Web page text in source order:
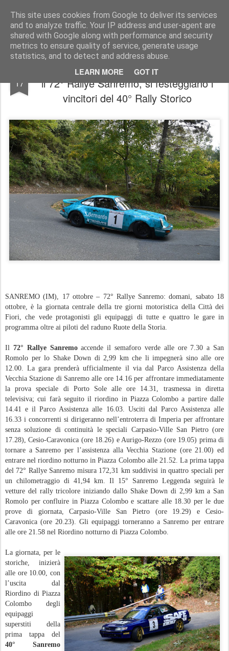
This site uses cookies from Google to deliver its services
and to analyze traffic. Your IP address and user-agent are
shared with Google along with performance and security
metrics to ensure quality of service, generate usage
statistics, and to detect and address abuse.
LEARN MORE GOT IT
AutoMotoCorse. Motorsport Random News 280912
17
Rallye Sanremo, sabato 18 ottobre: parte
il 72° Rallye Sanremo, si festeggiano i
vincitori del 40° Rally Storico
SANREMO (IM), 17 ottobre – 72° Rallye Sanremo: domani, sabato 18
ottobre, è la giornata centrale della tre giorni motoristica della Città dei
Fiori, che vede protagonisti gli equipaggi di tutte e quattro le gare in
programma oltre ai piloti del raduno Ruote della Storia.
Il 72° Rallye Sanremoaccende il semaforo verde alle ore 7.30 a San
Romolo per lo Shake Down di 2,99 km che li impegnerà sino alle ore
12.00. La gara prenderà ufficialmente il via dal Parco Assistenza della
Vecchia Stazione di Sanremo alle ore 14.16 per affrontare immediatamente
la prova speciale di Porto Sole alle ore 14.31, trasmessa in diretta
televisiva; cui farà seguito il riordino in Piazza Colombo a partire dalle
14.41 e il Parco Assistenza alle 16.03. Usciti dal Parco Assistenza alle
16.33 i concorrenti si dirigeranno nell’entroterra di Imperia per affrontare
senza soluzione di continuità le speciali Carpasio-Ville San Pietro (ore
17.28), Cesio-Caravonica (ore 18.26) e Aurigo-Rezzo (ore 19.05) prima di
tornare a Sanremo per l’assistenza alla Vecchia Stazione (ore 21.00) ed
entrare nel riordino notturno in Piazza Colombo alle 21.52. La prima tappa
del 72° Rallye Sanremo misura 172,31 km suddivisi in quattro speciali per
un chilometraggio di 41,94 km. Il 15° Sanremo Leggenda seguirà le
vetture del rally tricolore iniziando dallo Shake Down di 2,99 km a San
Romolo per confluire in Piazza Colombo e scattare alle 18.30 per le due
prove di giornata, Carpasio-Ville San Pietro (ore 19.29) e Cesio-
Caravonica (ore 20.23). Gli equipaggi torneranno a Sanremo per entrare
alle ore 21.58 nel Riordino notturno di Piazza Colombo.
La giornata, per le
storiche, inizierà
alle ore 10.00, con
l’uscita dal
Riordino di Piazza
Colombo degli
equipaggi
superstiti della
prima tappa del
40° Sanremo